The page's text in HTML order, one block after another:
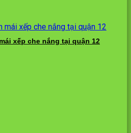
xếp che nắng tại quận 12